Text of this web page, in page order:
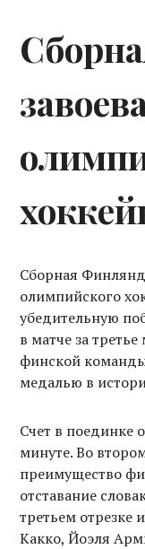
Сборная
олимпийского
убедительную
в матче за третье
финской
медалью в
Счет в поединке
минуте. Во
преимущество
отставание
третьем отрезке
Какко, Йоэля